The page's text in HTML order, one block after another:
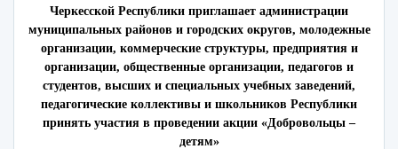
Черкесской Республики приглашает администрации
муниципальных районов и городских округов, молодежные
организации, коммерческие структуры, предприятия и
организации, общественные организации, педагогов и
студентов, высших и специальных учебных заведений,
педагогические коллективы и школьников Республики
принять участия в проведении акции «Добровольцы –
детям»